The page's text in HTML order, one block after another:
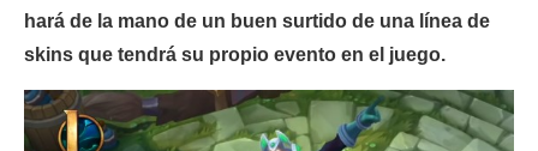
hará de la mano de un buen surtido de una línea de
skins que tendrá su propio evento en el juego.